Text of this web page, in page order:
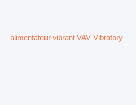
alimentateur vibrant VAV Vibratory